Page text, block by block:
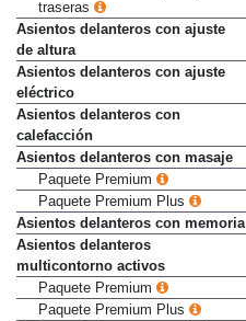
traseras
Asientos delanteros con ajuste
de altura
Asientos delanteros con ajuste
eléctrico
Asientos delanteros con
calefacción
Asientos delanteros con masaje
Paquete Premium
Paquete Premium Plus
Asientos delanteros con memoria
Asientos delanteros
multicontorno activos
Paquete Premium
Paquete Premium Plus